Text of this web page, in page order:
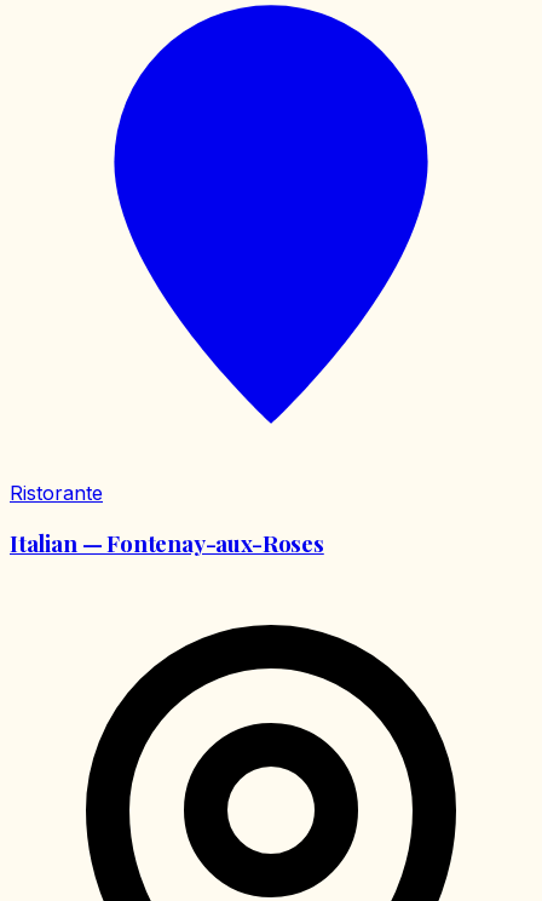
Ristorante
Italian — Fontenay-aux-Roses